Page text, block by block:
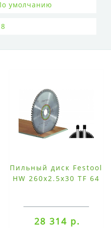
Пильный диск Festool
HW 260x2.5x30 TF 64
28 314 р.